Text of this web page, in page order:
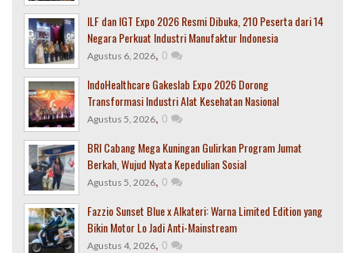
ILF dan IGT Expo 2026 Resmi Dibuka, 210 Peserta dari 14
Negara Perkuat Industri Manufaktur Indonesia
Agustus 6, 2026, 0
IndoHealthcare Gakeslab Expo 2026 Dorong
Transformasi Industri Alat Kesehatan Nasional
Agustus 5, 2026, 0
BRI Cabang Mega Kuningan Gulirkan Program Jumat
Berkah, Wujud Nyata Kepedulian Sosial
Agustus 5, 2026, 0
Fazzio Sunset Blue x Alkateri: Warna Limited Edition yang
Bikin Motor Lo Jadi Anti-Mainstream
Agustus 4, 2026, 0